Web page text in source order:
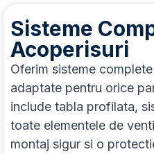
Sisteme
Acoperisuri
Oferim sisteme
adaptate pentru orice
include tabla profilata,
toate elementele de
montaj sigur si o